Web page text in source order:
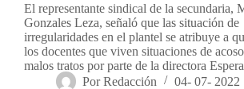
El representante sindical de la secundaria,
Gonzales Leza, señaló que las situación de
irregularidades en el plantel se atribuye a
los docentes que viven situaciones de
malos tratos por parte de la directora
Por Redacción 04- 07- 2022